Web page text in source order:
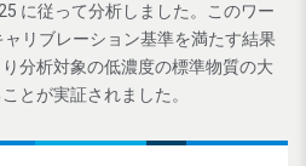
に従って分析しました。このワー
リブレーション基準を満たす結果
分析対象の低濃度の標準物質の大
とが実証されました。